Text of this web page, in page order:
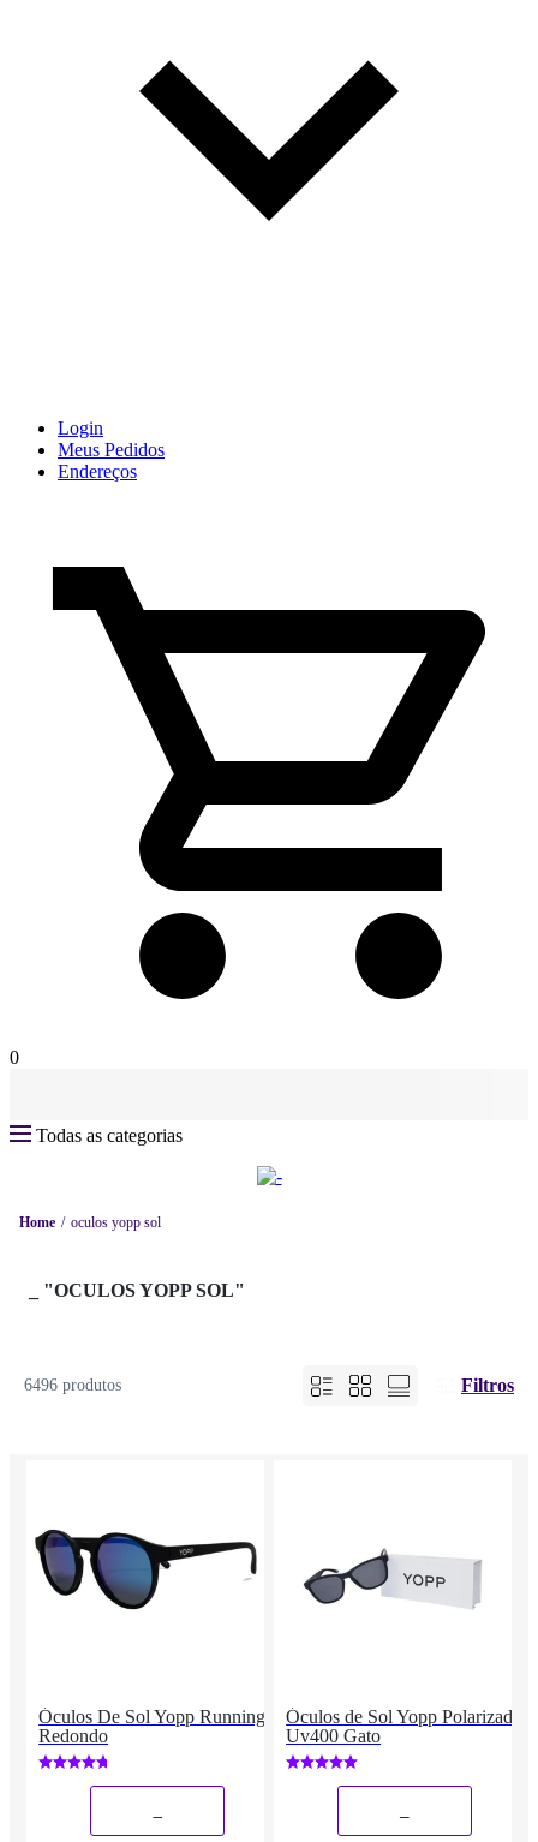
Login
Meus Pedidos
Endereços
0
Todas as categorias
Home oculos yopp sol
"OCULOS YOPP SOL"
6496 produtos Filtros
Óculos De Sol Yopp Running
Redondo
Óculos de Sol Yopp Polarizado
Uv400 Gato